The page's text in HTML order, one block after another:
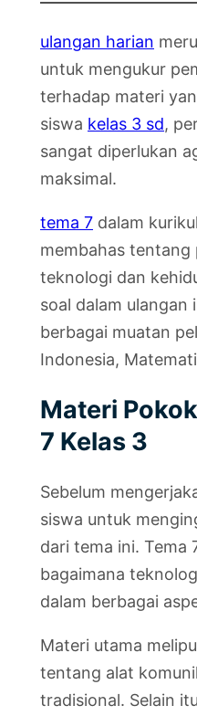
ulangan harian
untuk mengukur
terhadap materi
siswa kelas 3 sd,
sangat diperlukan
maksimal.
tema 7 dalam
membahas tentang
teknologi dan
soal dalam ulangan
berbagai muatan
Indonesia,
Materi
7 Kelas 3
Sebelum
siswa untuk
dari tema ini. Tema
bagaimana
dalam berbagai
Materi utama
tentang alat
tradisional. Selain